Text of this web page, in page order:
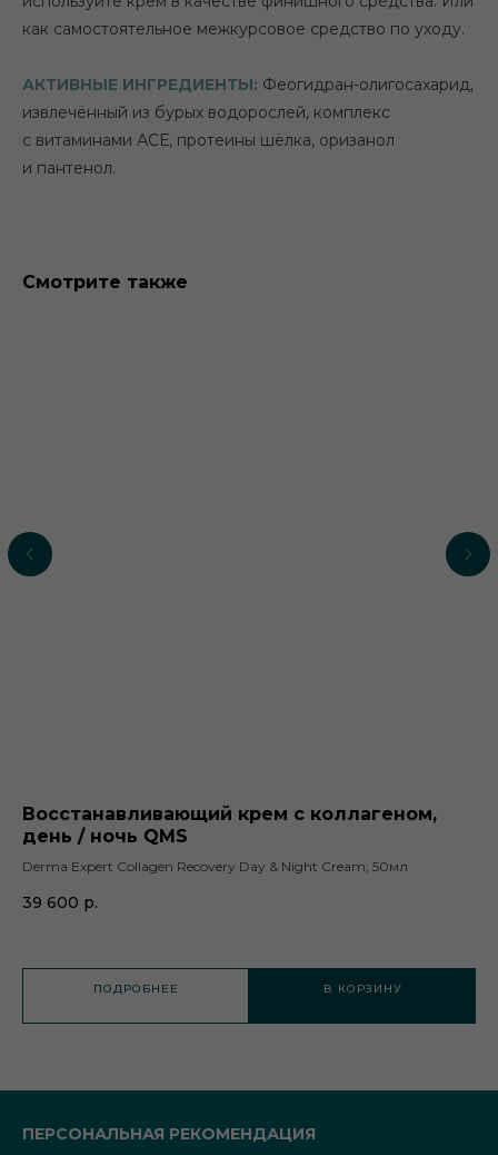
как самостоятельное межкурсовое средство по уходу.
АКТИВНЫЕ ИНГРЕДИЕНТЫ: Феогидран-олигосахарид,
извлечённый из бурых водорослей, комплекс
с витаминами АСЕ, протеины шёлка, оризанол
и пантенол.
Смотрите также
Восстанавливающий крем с коллагеном,
день / ночь QMS
Derma Expert Collagen Recovery Day & Night Cream, 50мл
39 600 р.
ПОДРОБНЕЕ В КОРЗИНУ
ПЕРСОНАЛЬНАЯ РЕКОМЕНДАЦИЯ